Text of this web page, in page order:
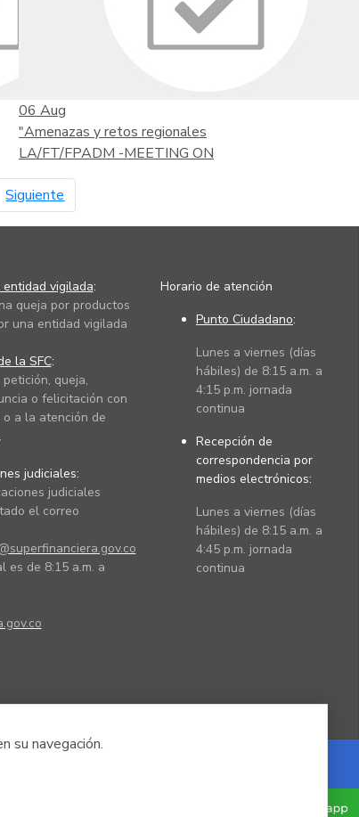
su navegación.
06 Aug
"Amenazas y retos regionales
LA/FT/FPADM -MEETING ON
Siguiente
vigilada:
queja por productos
una entidad vigilada
la SFC:
queja,
o felicitación con
a la atención de
judiciales:
judiciales
el correo
es de 8:15 a.m. a
Horario de atención
Punto Ciudadano:
Lunes a viernes (días
hábiles) de 8:15 a.m. a
4:15 p.m. jornada
continua
Recepción de
correspondencia por
medios electrónicos:
Lunes a viernes (días
hábiles) de 8:15 a.m. a
4:45 p.m. jornada
continua
Powered by Nexura